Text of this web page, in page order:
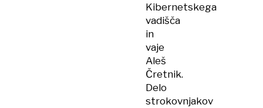
Kibernetskega
vadišča
in
vaje
Aleš
Čretnik.
Delo
strokovnjakov